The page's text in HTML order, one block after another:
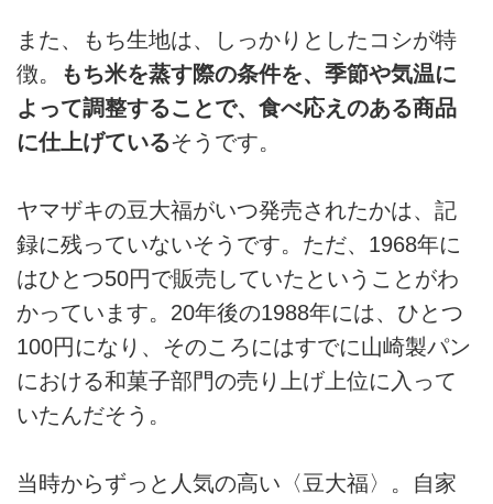
また、もち生地は、しっかりとしたコシが特
徴。
もち米を蒸す際の条件を、季節や気温に
よって調整することで、食べ応えのある商品
に仕上げているそうです。
ヤマザキの豆大福がいつ発売されたかは、記
録に残っていないそうです。ただ、1968年に
はひとつ50円で販売していたということがわ
かっています。20年後の1988年には、ひとつ
100円になり、そのころにはすでに山崎製パン
における和菓子部門の売り上げ上位に入って
いたんだそう。
当時からずっと人気の高い〈豆大福〉。自家